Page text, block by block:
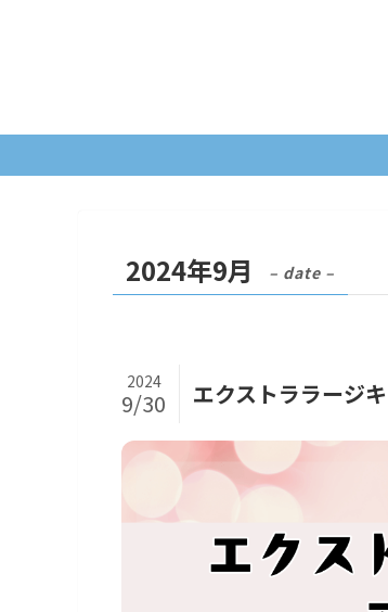
2024年9月 – date –
エクストララージ
2024
9/30